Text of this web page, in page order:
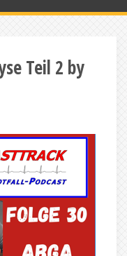
Teil 2 by